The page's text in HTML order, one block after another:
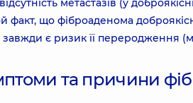
метастазів (у
факт, що фіброаденома
завжди є ризик її переродження
та причини